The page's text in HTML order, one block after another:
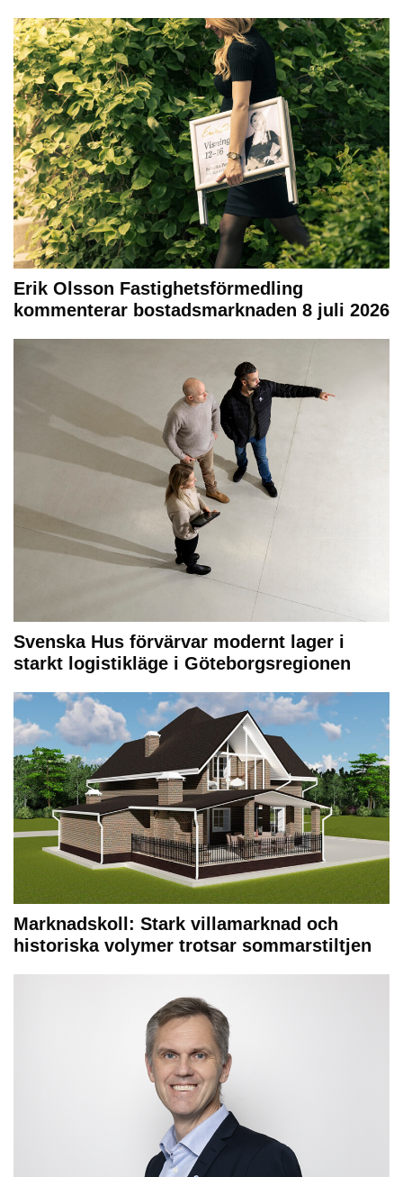
Erik Olsson Fastighetsförmedling
kommenterar bostadsmarknaden 8 juli 2026
Svenska Hus förvärvar modernt lager i
starkt logistikläge i Göteborgsregionen
Marknadskoll: Stark villamarknad och
historiska volymer trotsar sommarstiltjen